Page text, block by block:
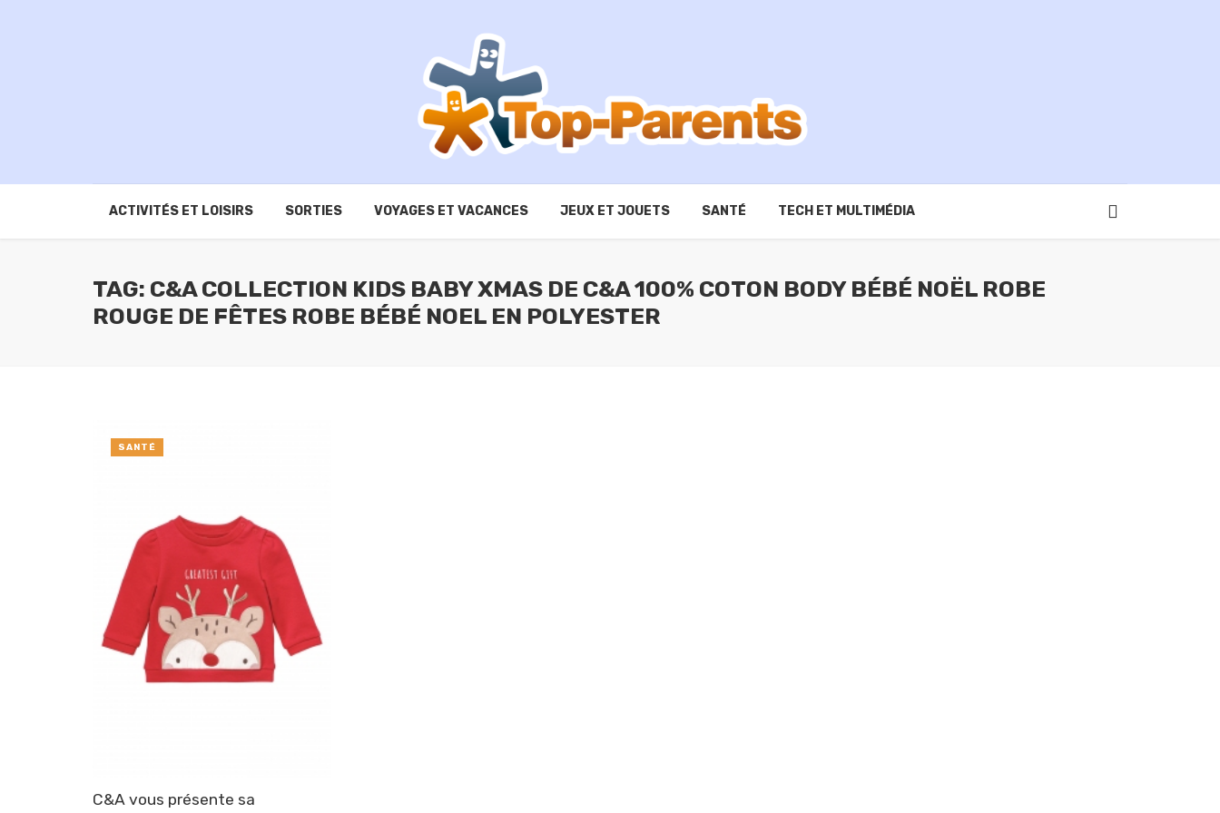
ACTIVITÉS ET LOISIRS SORTIES VOYAGES ET VACANCES JEUX ET JOUETS SANTÉ TECH ET MULTIMÉDIA
TAG: C&A COLLECTION KIDS BABY XMAS DE C&A 100% COTON BODY BÉBÉ NOËL ROBE
ROUGE DE FÊTES ROBE BÉBÉ NOEL EN POLYESTER
C&A vous présente sa
SANTÉ